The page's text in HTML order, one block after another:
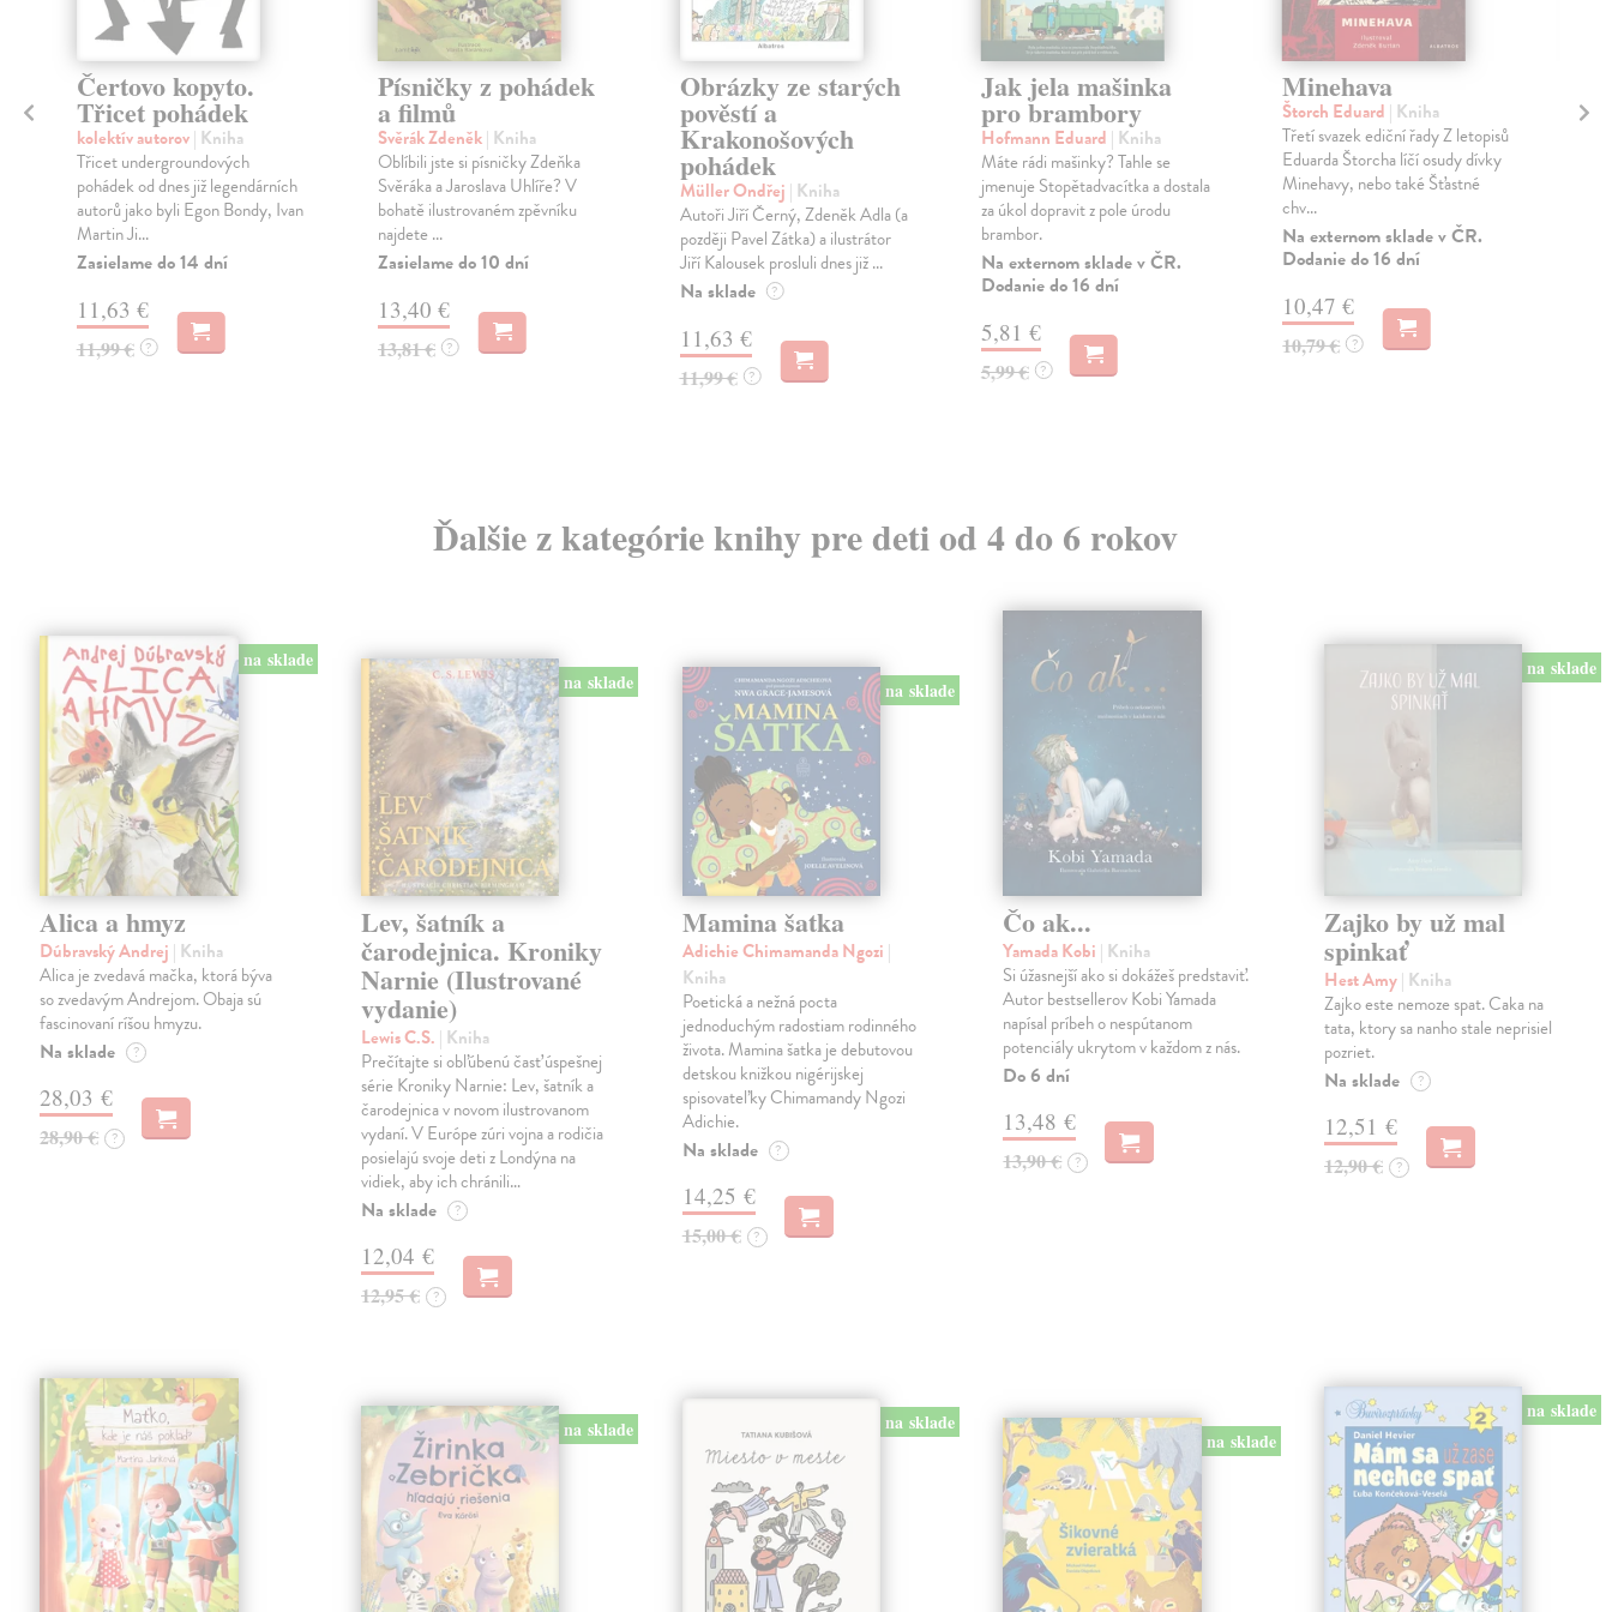
Čertovo kopyto.
Třicet pohádek
kolektív autorov| Kniha
Třicet undergroundových
pohádek od dnes již legendárních
autorů jako byli Egon Bondy, Ivan
Martin Ji...
Zasielame do 14 dní
11,63 €
11,99 € ?
Písničky z pohádek
a filmů
Svěrák Zdeněk| Kniha
Oblíbili jste si písničky Zdeňka
Svěráka a Jaroslava Uhlíře? V
bohatě ilustrovaném zpěvníku
najdete ...
Zasielame do 10 dní
13,40 €
13,81 € ?
Obrázky ze starých
pověstí a
Krakonošových
pohádek
Müller Ondřej | Kniha
Autoři Jiří Černý, Zdeněk Adla (a
později Pavel Zátka) a ilustrátor
Jiří Kalousek prosluli dnes již ...
Na sklade ?
11,63 €
11,99 € ?
Jak jela mašinka
pro brambory
Hofmann Eduard | Kniha
Máte rádi mašinky? Tahle se
jmenuje Stopětadvacítka a dostala
za úkol dopravit z pole úrodu
brambor.
Na externom sklade v ČR.
Dodanie do 16 dní
5,81 €
5,99 € ?
Minehava
Štorch Eduard | Kniha
Třetí svazek ediční řady Z letopisů
Eduarda Štorcha líčí osudy dívky
Minehavy, nebo také Šťastné
chv...
Na externom sklade v ČR.
Dodanie do 16 dní
10,47 €
10,79 € ?
Ďalšie z kategórie knihy pre deti od 4 do 6 rokov
na sklade
Alica a hmyz
Dúbravský Andrej | Kniha
Alica je zvedavá mačka, ktorá býva
so zvedavým Andrejom. Obaja sú
fascinovaní ríšou hmyzu.
Na sklade ?
28,03 €
28,90 € ?
na sklade
Lev, šatník a
čarodejnica. Kroniky
Narnie (Ilustrované
vydanie)
Lewis C.S. | Kniha
Prečítajte si obľúbenú časť úspešnej
série Kroniky Narnie: Lev, šatník a
čarodejnica v novom ilustrovanom
vydaní. V Európe zúri vojna a rodičia
posielajú svoje deti z Londýna na
vidiek, aby ich chránili…
Na sklade ?
12,04 €
12,95 € ?
na sklade
Mamina šatka
Adichie Chimamanda Ngozi |
Kniha
Poetická a nežná pocta
jednoduchým radostiam rodinného
života. Mamina šatka je debutovou
detskou knižkou nigérijskej
spisovateľky Chimamandy Ngozi
Adichie.
Na sklade ?
14,25 €
15,00 € ?
Čo ak...
Yamada Kobi | Kniha
Si úžasnejší ako si dokážeš predstaviť.
Autor bestsellerov Kobi Yamada
napísal príbeh o nespútanom
potenciály ukrytom v každom z nás.
Do 6 dní
13,48 €
13,90 € ?
na sklade
Zajko by už mal
spinkať
Hest Amy| Kniha
Zajko este nemoze spat. Caka na
tata, ktory sa nanho stale neprisiel
pozriet.
Na sklade ?
12,51 €
12,90 € ?
na sklade na sklade
na sklade
na sklade